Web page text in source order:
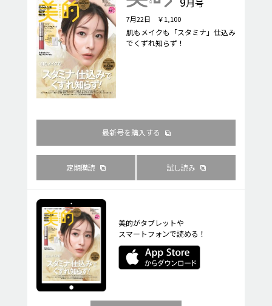
月号
7月22日 ￥1,100
肌もメイクも「スタミナ」仕込み
でくずれ知らず！
最新号を購入する
定期購読 試し読み
美的がタブレットや
スマートフォンで読める！